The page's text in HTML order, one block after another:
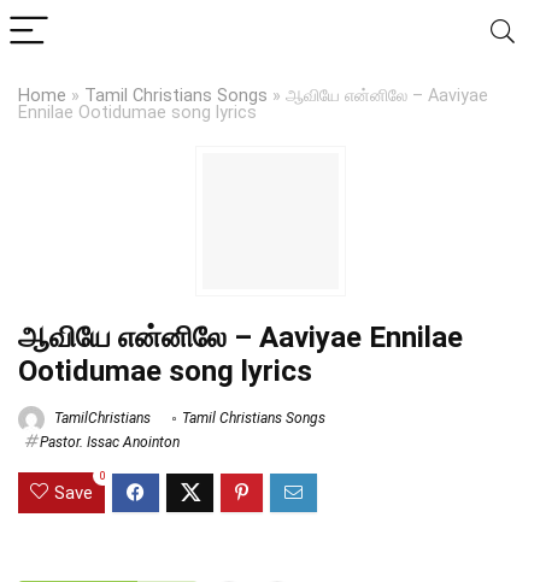
Home » Tamil Christians Songs » ஆவியே என்னிலே – Aaviyae
Ennilae Ootidumae song lyrics
ஆவியே என்னிலே – Aaviyae Ennilae
Ootidumae song lyrics
TamilChristians
Tamil Christians Songs
Pastor. Issac Anointon
Save
0